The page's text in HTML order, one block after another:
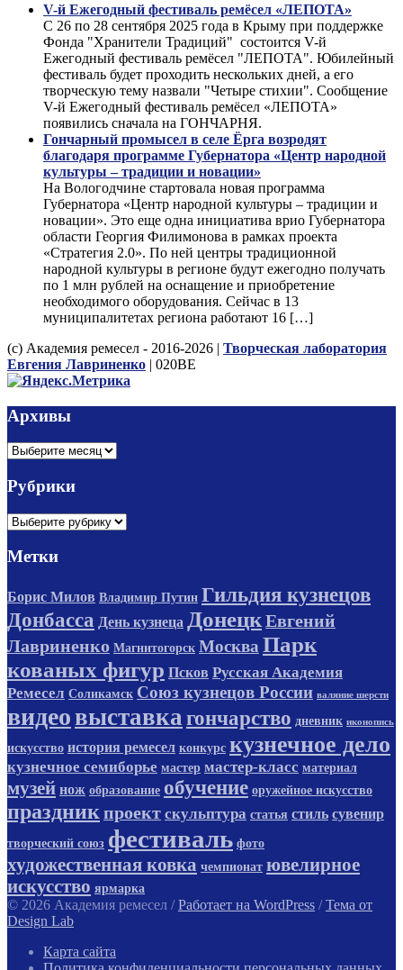
V-й Ежегодный фестиваль ремёсел «ЛЕПОТА»
С 26 по 28 сентября 2025 года в Крыму при поддержке
Фонда "Хранители Традиций" состоится V-й
Ежегодный фестиваль ремёсел "ЛЕПОТА". Юбилейный
фестиваль будет проходить нескольких дней, а его
творческую тему назвали "Четыре стихии". Сообщение
V-й Ежегодный фестиваль ремёсел «ЛЕПОТА»
появились сначала на ГОНЧАРНЯ.
Гончарный промысел в селе Ёрга возродят
благодаря программе Губернатора «Центр народной
культуры – традиции и новации»
На Вологодчине стартовала новая программа
Губернатора «Центр народной культуры – традиции и
новации». Это еще одна инициатива врио Губернатора
области Георгия Филимонова в рамках проекта
«Стратегия 2.0». По ней центры традиционной
народной культуры в регионе будут ежегодно получать
по 1 млн рублей на оснащение и приобретение
необходимого оборудования. Сейчас в 13
муниципалитетах региона работают 16 […]
(с) Академия ремесел - 2016-2026 | Творческая лаборатория
Евгения Лавриненко | 020BE
Архивы
Архивы
Рубрики
Рубрики
Метки
Борис Милов Владимир Путин Гильдия кузнецов
Донбасса День кузнеца ДонецкЕвгений
Лавриненко Магнитогорск Москва Парк
кованых фигур Псков Русская Академия
Ремесел Соликамск Союз кузнецов России валяние шерсти
видеовыставка гончарство дневник иконопись
искусство история ремесел конкурс кузнечное дело
кузнечное семиборье мастер мастер-класс материал
музей нож образование обучение оружейное искусство
праздник проект скульптура статья стиль сувенир
творческий союз фестиваль фото
художественная ковка чемпионат ювелирное
искусство ярмарка
© 2026 Академия ремесел / Работает на WordPress / Тема от
Design Lab
Карта сайта